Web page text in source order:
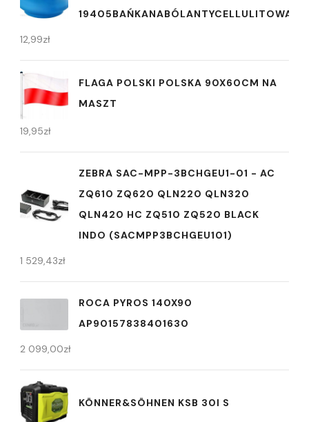
12,99zł
FLAGA POLSKI POLSKA 90X60CM NA
MASZT
19,95zł
ZEBRA SAC-MPP-3BCHGEU1-01 - AC
ZQ610 ZQ620 QLN220 QLN320
QLN420 HC ZQ510 ZQ520 BLACK
INDO (SACMPP3BCHGEU101)
1 529,43zł
ROCA PYROS 140X90
AP90157838401630
2 099,00zł
KÖNNER&SÖHNEN KSB 30I S